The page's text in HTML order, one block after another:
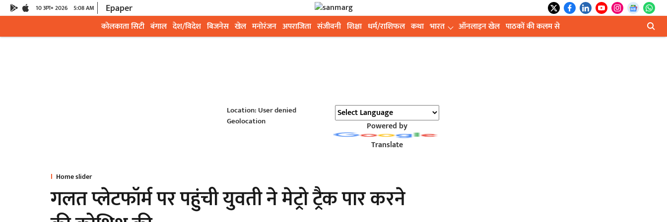
10 अग॰ 2026 5:08 AM Epaper
कोलकाता सिटी बंगाल देश/विदेश बिजनेस खेल मनोरंजन अपराजिता संजीवनी शिक्षा धर्म/राशिफल कथा भारत ऑनलाइन खेल पाठकों की कलम से
Location: User denied
Geolocation
Powered by
Translate
Home slider
गलत प्लेटफॉर्म पर पहुंची युवती ने मेट्रो ट्रैक पार करने